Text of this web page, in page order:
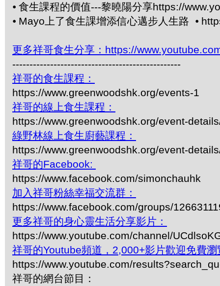
⦁ 食生課程的價值---黎曉陽分享https://
⦁ Mayo上了食生課增添信心邁步人生路 ⦁
更多祥哥食生分享：https://
-------------------------------------------------
祥哥的食生課程：
https://www.greenwoodshk.org/events-1
祥哥的線上食生課程：
https://www.greenwoodshk.org/event-
綠野林線上食生廚藝課程：
https://www.greenwoodshk.org/event-
祥哥的Facebook:
https://www.facebook.com/simonchauhk
加入祥哥粉絲幸福交流群：
https://www.facebook.com/groups/
更多祥哥的身心靈生活分享影片：
https://www.youtube.com/channel/
祥哥的Youtube頻道，2,000+影片歡迎免費瀏
https://www.youtube.com/
祥哥的網台節目：